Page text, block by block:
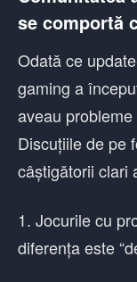
se comportă
Odată ce
gaming a
aveau
Discuțiile de pe
câștigătorii clari
1. Jocurile cu
diferența este